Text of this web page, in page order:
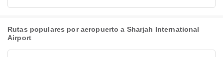
Rutas populares por aeropuerto a Sharjah International
Airport